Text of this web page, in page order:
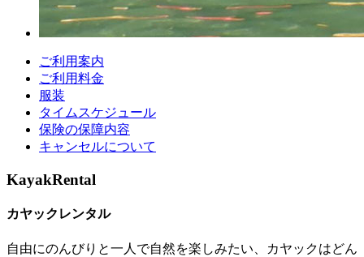
ご利用案内
ご利用料金
服装
タイムスケジュール
保険の保障内容
キャンセルについて
KayakRental
カヤックレンタル
自由にのんびりと一人で自然を楽しみたい、カヤックはどん